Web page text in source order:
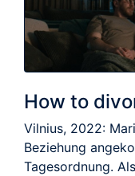
How to
Vilnius, 2022:
Beziehung
Tagesordnung.